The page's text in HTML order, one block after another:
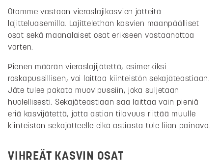
Otamme vastaan vieraslajikasvien jätteitä
lajitteluasemilla. Lajittelethan kasvien maanpäälliset
osat sekä maanalaiset osat erikseen vastaanottoa
varten.
Pienen määrän vieraslajijätettä, esimerkiksi
roskapussillisen, voi laittaa kiinteistön sekajäteastiaan.
Jäte tulee pakata muovipussiin, joka suljetaan
huolellisesti. Sekajäteastiaan saa laittaa vain pieniä
eriä kasvijätettä, jotta astian tilavuus riittää muulle
kiinteistön sekajätteelle eikä astiasta tule liian painava.
VIHREÄT KASVIN OSAT